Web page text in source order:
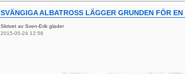
SVÄNGIGA ALBATROSS LÄGGER GRUNDEN FÖR
Skrivet av Sven-Erik glader
2015-05-24 12:56